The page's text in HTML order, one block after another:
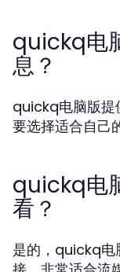
quickq电
息？
quickq电脑版提
要选择适合自己
quickq电
看？
是的，quickq电